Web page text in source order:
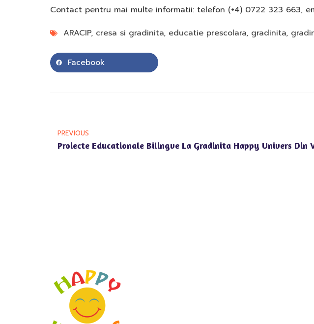
Contact pentru mai multe informatii: telefon (+4) 0722 323 663,
ARACIP, cresa si gradinita, educatie prescolara, gradinita,
Facebook
PREVIOUS